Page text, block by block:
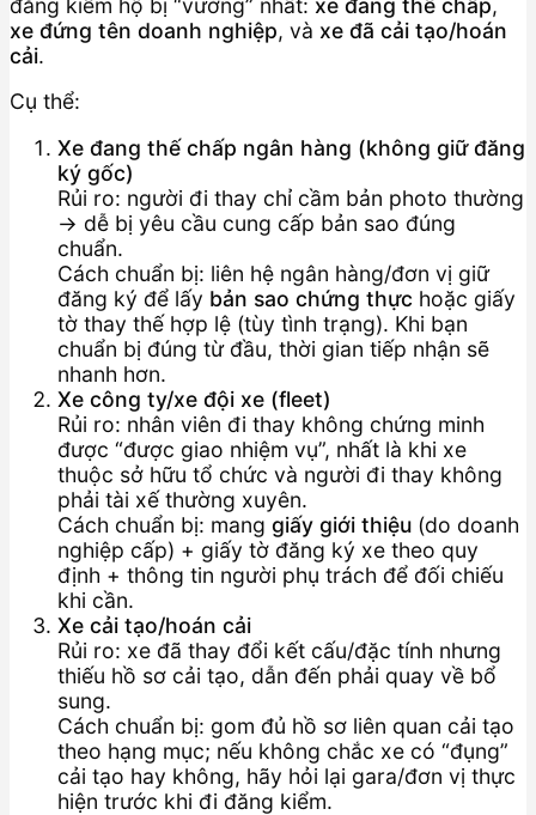
xe đứng tên doanh nghiệp, và xe đã cải tạo/hoán
cải.
Cụ thể:
Xe đang thế chấp ngân hàng (không giữ đăng
ký gốc)
Rủi ro: người đi thay chỉ cầm bản photo thường
→ dễ bị yêu cầu cung cấp bản sao đúng
chuẩn.
Cách chuẩn bị: liên hệ ngân hàng/đơn vị giữ
đăng ký để lấy bản sao chứng thực hoặc giấy
tờ thay thế hợp lệ (tùy tình trạng). Khi bạn
chuẩn bị đúng từ đầu, thời gian tiếp nhận sẽ
nhanh hơn.
Xe công ty/xe đội xe (fleet)
Rủi ro: nhân viên đi thay không chứng minh
được “được giao nhiệm vụ”, nhất là khi xe
thuộc sở hữu tổ chức và người đi thay không
phải tài xế thường xuyên.
Cách chuẩn bị: mang giấy giới thiệu (do doanh
nghiệp cấp) + giấy tờ đăng ký xe theo quy
định + thông tin người phụ trách để đối chiếu
khi cần.
Xe cải tạo/hoán cải
Rủi ro: xe đã thay đổi kết cấu/đặc tính nhưng
thiếu hồ sơ cải tạo, dẫn đến phải quay về bổ
sung.
Cách chuẩn bị: gom đủ hồ sơ liên quan cải tạo
theo hạng mục; nếu không chắc xe có “đụng”
cải tạo hay không, hãy hỏi lại gara/đơn vị thực
hiện trước khi đi đăng kiểm.